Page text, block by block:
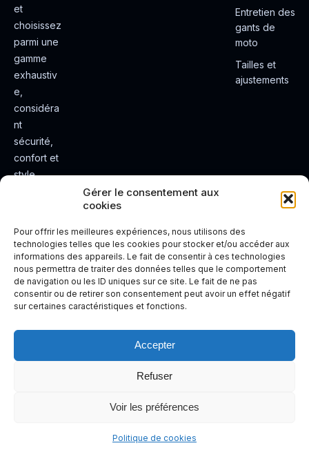
Gérer le consentement aux
cookies
Pour offrir les meilleures expériences, nous utilisons des
technologies telles que les cookies pour stocker et/ou accéder aux
informations des appareils. Le fait de consentir à ces technologies
nous permettra de traiter des données telles que le comportement
de navigation ou les ID uniques sur ce site. Le fait de ne pas
consentir ou de retirer son consentement peut avoir un effet négatif
sur certaines caractéristiques et fonctions.
Accepter
Refuser
Voir les préférences
Politique de cookies
et
choisissez
parmi une
gamme
exhaustiv
e,
considéra
nt
sécurité,
confort et
style.
e de
conduite
plus sûre
et plus
agréable.
Entretien des
gants de
moto
Tailles et
ajustements